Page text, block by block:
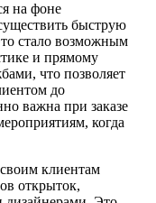
на фоне
быструю
стало возможным
и прямому
что позволяет
до
важна при заказе
когда
клиентам
открыток,